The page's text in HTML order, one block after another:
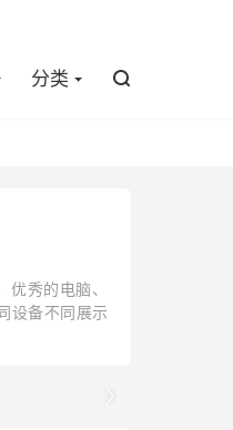
分类 
秀的电脑、
设备不同展示